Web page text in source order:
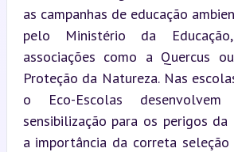
as campanhas de educação
pelo Ministério da
associações como a Quercus
Proteção da Natureza. Nas
o Eco-Escolas
sensibilização para os perigos
a importância da correta